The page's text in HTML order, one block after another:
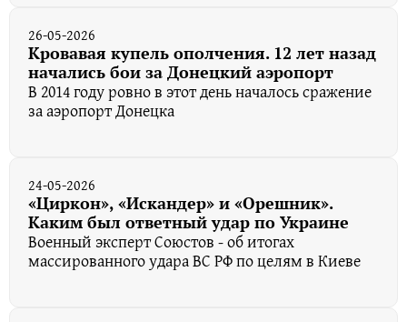
26-05-2026
Кровавая купель ополчения. 12 лет назад
начались бои за Донецкий аэропорт
В 2014 году ровно в этот день началось сражение
за аэропорт Донецка
24-05-2026
«Циркон», «Искандер» и «Орешник».
Каким был ответный удар по Украине
Военный эксперт Союстов - об итогах
массированного удара ВС РФ по целям в Киеве